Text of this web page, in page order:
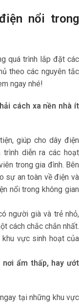
nổi trong
quá trình lắp đặt các
theo các nguyên tắc
ngay nhé!
cách xa nền nhà ít
giúp cho dây điện
diễn ra các hoạt
trong gia đình. Bên
sự an toàn về điện và
nổi trong không gian
người già và trẻ nhỏ,
cách chắc chắn nhất.
vực sinh hoạt của
ẩm thấp, hay ướt
tại những khu vực